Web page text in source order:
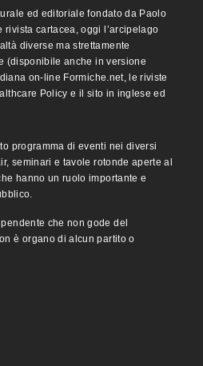
ed editoriale fondato da Paolo
rivista cartacea, oggi l’arcipelago
diverse ma strettamente
(disponibile anche in versione
on-line Formiche.net, le riviste
Policy e il sito in inglese ed
programma di eventi nei diversi
seminari e tavole rotonde aperte al
hanno un ruolo importante e
che non gode del
è organo di alcun partito o